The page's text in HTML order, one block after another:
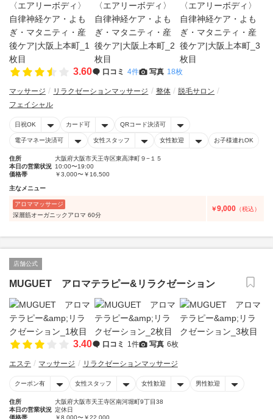
3.60 口コミ 4件 写真 18枚
マッサージ リラクゼーションマッサージ 整体
脱毛サロン
フェイシャル
日祝OK カード可 QRコード決済可
電子マネー決済可 女性スタッフ 女性歓迎 お子様連れOK
住所
大阪府大阪市天王寺区東高津町９−１５
本日の営業状況 10:00〜19:00
価格帯
￥3,000〜￥16,500
主なメニュー
アロママッサージ
深層筋オーガニックアロマ 60分
￥9,000 （税込）
店舗公式
MUGUET アロマテラピー&リラクゼーション
3.40 口コミ 1件 写真 6枚
エステ マッサージ リラクゼーションマッサージ
クーポン有 女性スタッフ 女性歓迎 男性歓迎
住所
大阪府大阪市天王寺区南河堀町9丁目38
本日の営業状況 定休日
価格帯
￥8,000〜￥22,000